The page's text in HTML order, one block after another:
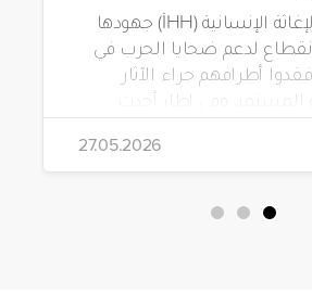
تواصل هيئة الإغاثة الإنسانية (İHH) جهودها
انقطاع لدعم ضحايا الحرب في
أطرافهم جراء الآثار
المستمر. وفي إطار أحدث
مشاريعها، قامت الهيئة بتوزيع 228 كرسياً
على أشخاص من ذوي
يعيشون في ظروف
دمشق، وحلب، وحماة،
27.05.2026